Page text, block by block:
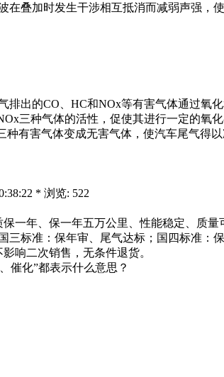
叠加时发生干涉相互抵消而减弱声强，
出的CO、HC和NOx等有害气体通过氧
三种气体的活性，促使其进行一定的氧
有害气体变成无害气体，使汽车尾气得以
* 浏览: 522
一年、保一年五万公里、性能稳定、质
标准：保年审、尾气达标；国四标准：
响二次销售，无条件退货。
催化”都表示什么意思？